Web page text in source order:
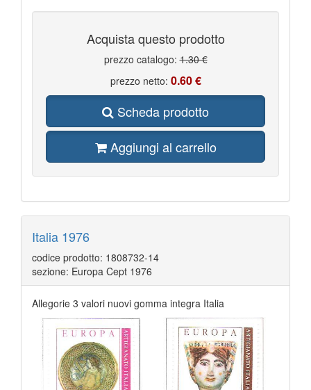
Acquista questo prodotto
prezzo catalogo:1.30 €
prezzo netto: 0.60 €
Scheda prodotto
Aggiungi al carrello
Italia 1976
codice prodotto: 1808732-14
sezione: Europa Cept 1976
Allegorie 3 valori nuovi gomma integra Italia